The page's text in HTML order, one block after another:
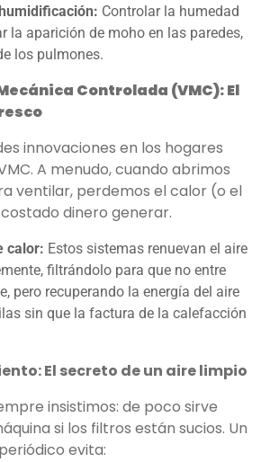
Controlar la humedad
la aparición de moho en las paredes,
los pulmones.
Controlada (VMC): El
innovaciones en los hogares
A menudo, cuando abrimos
ventilar, perdemos el calor (o el
dinero generar.
calor: Estos sistemas renuevan el aire
filtrándolo para que no entre
pero recuperando la energía del aire
sin que la factura de la calefacción
El secreto de un aire limpio
insistimos: de poco sirve
si los filtros están sucios. Un
evita: